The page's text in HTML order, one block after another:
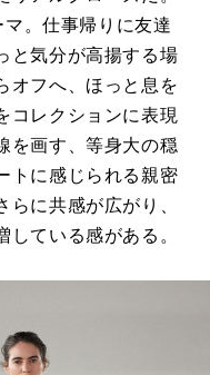
。仕事帰りに友達
と気分が高揚する場
オフへ、ほっと息を
コレクションに表現
を画す、等身大の穏
トに感じられる親密
に共感が広がり、
ている感がある。